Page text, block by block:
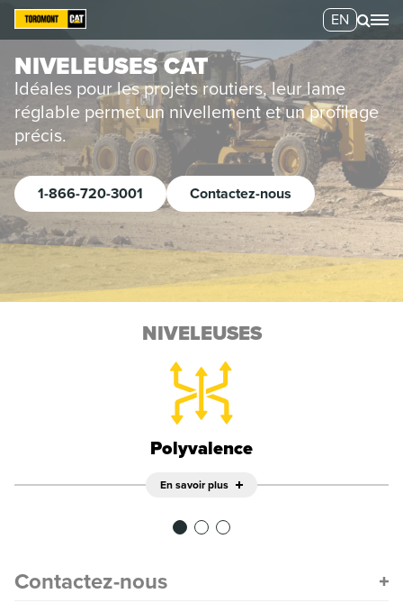
EN
NIVELEUSES CAT
Idéales pour les projets routiers, leur lame
réglable permet un nivellement et un profilage
précis.
1-866-720-3001 Contactez-nous
NIVELEUSES
Polyvalence
En savoir plus
Contactez-nous